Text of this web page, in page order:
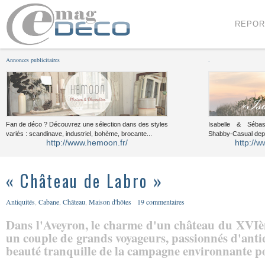
Annonces publicitaires
Fan de déco ? Découvrez une sélection dans des styles
variés : scandinave, industriel, bohème, brocante...
http://www.hemoon.fr/
Isabelle &
Shabby-Casual
http://
« Château de Labro »
Antiquités Cabane Château Maison d'hôtes 19 commentaires
Dans l'Aveyron, le charme d'un château du
un couple de grands voyageurs, passionnés
beauté tranquille de la campagne environnante